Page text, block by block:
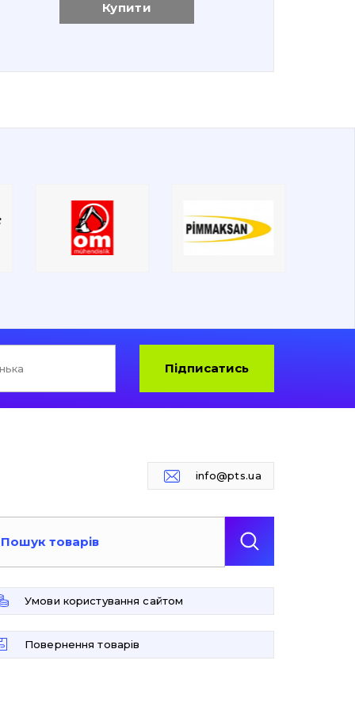
Купити
Підписатись
info@pts.ua
Умови користування сайтом
Повернення товарів